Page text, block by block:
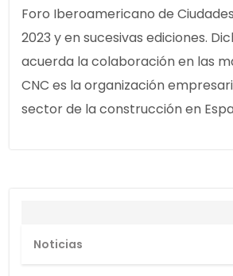
Foro Iberoamericano de
2023 y en sucesivas ediciones.
acuerda la colaboración en las
CNC es la organización
sector de la construcción en
Noticias